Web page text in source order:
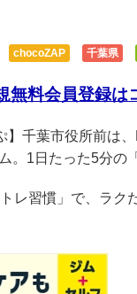
chocoZAP 千葉県
無料会員登録は
】千葉市役所前は
。1日たった5分の
レ習慣」で、ラク